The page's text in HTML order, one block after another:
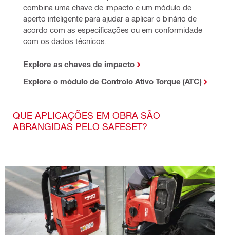
combina uma chave de impacto e um módulo de
aperto inteligente para ajudar a aplicar o binário de
acordo com as especificações ou em conformidade
com os dados técnicos.
Explore as chaves de impacto
Explore o módulo de Controlo Ativo Torque (ATC)
QUE APLICAÇÕES EM OBRA SÃO
ABRANGIDAS PELO SAFESET?